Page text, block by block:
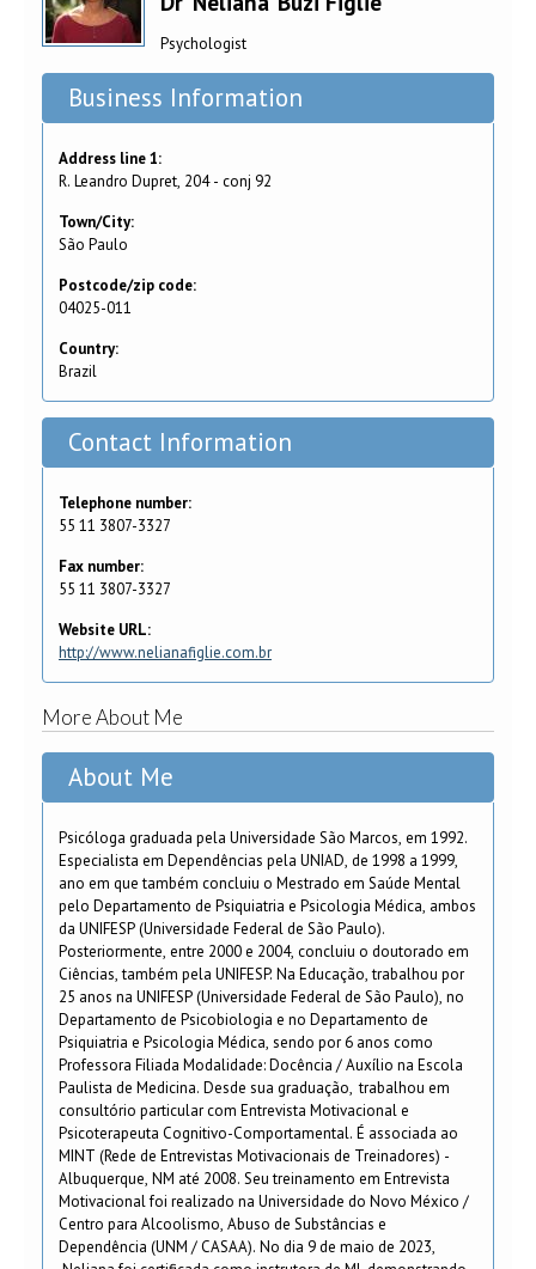
Psychologist
Business Information
Address line 1:
R. Leandro Dupret, 204 - conj 92
Town/City:
São Paulo
Postcode/zip code:
04025-011
Country:
Brazil
Contact Information
Telephone number:
55 11 3807-3327
Fax number:
55 11 3807-3327
Website URL:
http://www.nelianafiglie.com.br
More About Me
About Me
Psicóloga graduada pela Universidade São Marcos, em 1992.
Especialista em Dependências pela UNIAD, de 1998 a 1999,
ano em que também concluiu o Mestrado em Saúde Mental
pelo Departamento de Psiquiatria e Psicologia Médica, ambos
da UNIFESP (Universidade Federal de São Paulo).
Posteriormente, entre 2000 e 2004, concluiu o doutorado em
Ciências, também pela UNIFESP. Na Educação, trabalhou por
25 anos na UNIFESP (Universidade Federal de São Paulo), no
Departamento de Psicobiologia e no Departamento de
Psiquiatria e Psicologia Médica, sendo por 6 anos como
Professora Filiada Modalidade: Docência / Auxílio na Escola
Paulista de Medicina. Desde sua graduação, trabalhou em
consultório particular com Entrevista Motivacional e
Psicoterapeuta Cognitivo-Comportamental. É associada ao
MINT (Rede de Entrevistas Motivacionais de Treinadores) -
Albuquerque, NM até 2008. Seu treinamento em Entrevista
Motivacional foi realizado na Universidade do Novo México /
Centro para Alcoolismo, Abuso de Substâncias e
Dependência (UNM / CASAA). No dia 9 de maio de 2023,